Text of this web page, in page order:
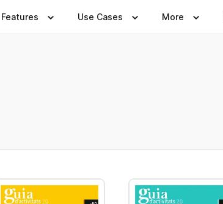
Features Use Cases More